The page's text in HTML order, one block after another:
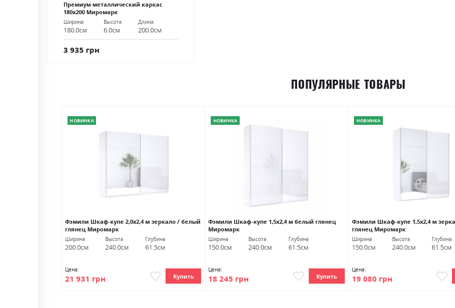
Премиум металлический каркас
180х200 Миромарк
Ширина
180.0см
Высота
6.0см
Длина
200.0см
3 935 грн
ПОПУЛЯРНЫЕ ТОВАРЫ
НОВИНКА
Фэмили Шкаф-купе 2,0х2,4 м зеркало / белый
глянец Миромарк
Ширина
200.0см
Высота
240.0см
Глубина
61.5см
Цена:
21 931 грн Купить
НОВИНКА
Фэмили Шкаф-купе 1,5х2,4 м белый глянец
Миромарк
Ширина
150.0см
Высота
240.0см
Глубина
61.5см
Цена:
18 245 грн Купить
НОВИНКА
Фэмили Шкаф-купе 1,5х2,4 м
глянец Миромарк
Ширина
150.0см
Высота
240.0см
Глубина
61.5см
Цена:
19 080 грн